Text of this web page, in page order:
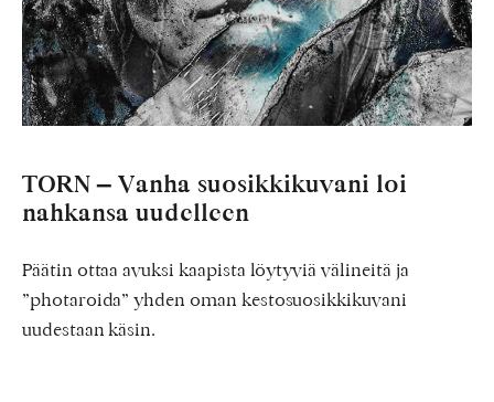
TORN – Vanha suosikkikuvani loi
nahkansa uudelleen
Päätin ottaa avuksi kaapista löytyviä välineitä ja
”photaroida” yhden oman kestosuosikkikuvani
uudestaan käsin.